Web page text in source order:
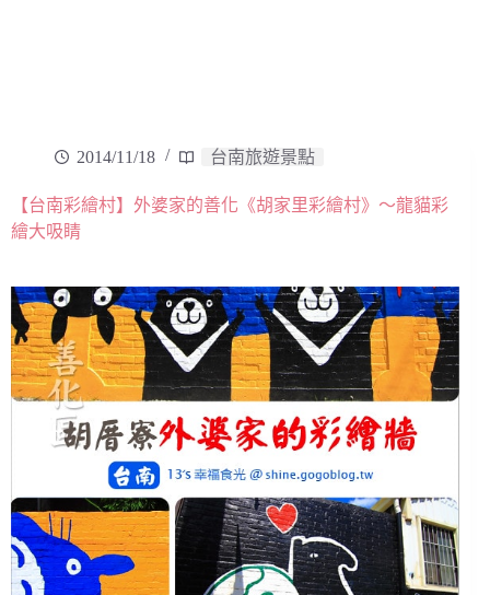
2014/11/18 台南旅遊景點
【台南彩繪村】外婆家的善化《胡家里彩繪村》～龍貓彩
繪大吸睛